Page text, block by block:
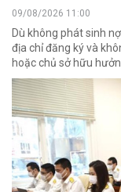
09/08/2026 11:00
Dù không phát sinh
địa chỉ đăng ký và
hoặc chủ sở hữu